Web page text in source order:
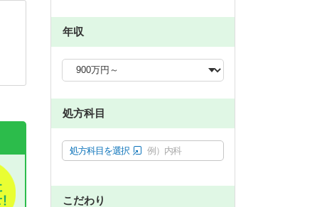
年収
処方科目
処方科目を選択 例）内科
こだわり